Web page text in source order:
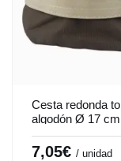
Cesta redonda
algodón Ø 17
Artiss Pro.mundi
7,05€ / unidad